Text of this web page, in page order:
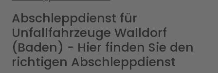
Abschleppdienst für
Unfallfahrzeuge Walldorf
(Baden) - Hier finden Sie den
richtigen Abschleppdienst